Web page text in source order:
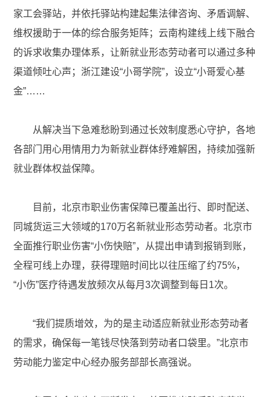
家工会驿站，并依托驿站构建起集法律咨询、矛盾调解、
维权援助于一体的综合服务矩阵；云南构建线上线下融合
的诉求收集办理体系，让新就业形态劳动者可以通过多种
渠道倾吐心声；浙江建设“小哥学院”，设立“小哥爱心基
金”……
从解决当下急难愁盼到通过长效制度悉心守护，各地
各部门用心用情用力为新就业群体纾难解困，持续加强新
就业群体权益保障。
目前，北京市职业伤害保障已覆盖出行、即时配送、
同城货运三大领域的170万名新就业形态劳动者。北京市
全面推行职业伤害“小伤快赔”，从提出申请到报销到账，
全程可线上办理，获得理赔时间比以往压缩了约75%，
“小伤”医疗待遇发放频次从每月3次调整到每日1次。
“我们提质增效，为的是主动适应新就业形态劳动者
的需求，确保每一笔钱尽快落到劳动者口袋里。”北京市
劳动能力鉴定中心经办服务部部长高强说。